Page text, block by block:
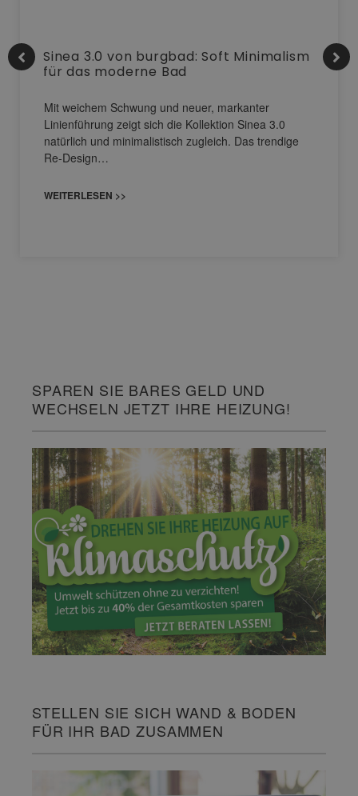
Sinea 3.0 von burgbad: Soft Minimalism
für das moderne Bad
Mit weichem Schwung und neuer, markanter
Linienführung zeigt sich die Kollektion Sinea 3.0
natürlich und minimalistisch zugleich. Das trendige
Re-Design…
WEITERLESEN >>
SPAREN SIE BARES GELD UND
WECHSELN JETZT IHRE HEIZUNG!
STELLEN SIE SICH WAND & BODEN
FÜR IHR BAD ZUSAMMEN